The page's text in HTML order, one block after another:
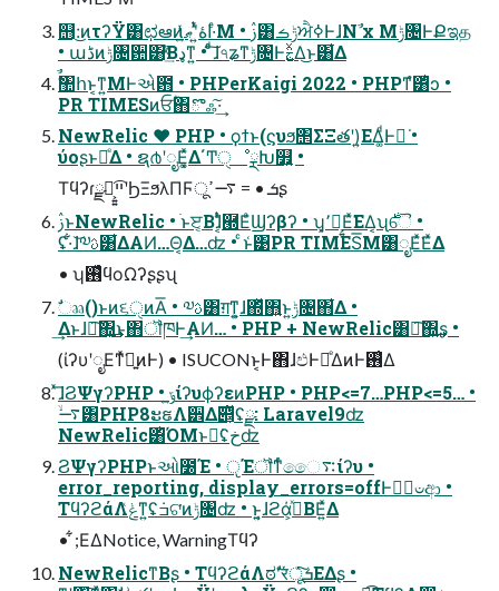
஫:͜ͷτʔΫ͸ಛఆͷاۀʹ͍ͭͯޠ͍ͬͯ·ͤΜ • ࢲ͸ݱࡏਐߦͰɺNࣾ x Mݱ৔ͰՔಇத
• աڈͷݱ৔਺͸֮͑ͯ͢Βډͳ͍ • ͨͩ͠ɺ৭ʑͳݱ৔Ͱࣅ͍ͯΔ͜ͱ͸͋Δ
ࣗࣾ঺հͱ͔ͳ͍ΜͰએ఻ • PHPerKaigi 2022 • PHPͳํ͸ͥͻ •
PR TIMESͷਓؒ΋ొஃ͠·͢
NewRelic ❤ PHP • ϙϯͱ(ϛυϧ΢ΣΞతʹ)͍ΕΔ͚ͩͰಈ͘ •
ύοʂͱ֎ͤΔ • ຊ൪ʹೖΕ͓͚ͯΔ΄ͲੑೳྼԽ௿͍ •
Τϥʔɾྫ֎͕͍͍ײ͡ʹϦΞϧλΠϜूܭ • = ࠷ߴʂ
ࢲͱNewRelic • ׂͱੲ͔Βɺ͔ͭͣ཭ΕͣϢʔβʔ • ʮ͓٬༷͕͍Εͯ͘ΕΔ͔ʯ࣍ୈ •
ʢ·͋ɺ͝༧ࢉ͸͋ΔΑͶ…Θ͔Δ…ʣ • ͨͱ͑͹PR TIMES͞Μ͸ೖΕͯ͘ΕͯΔ
• ʮ࢖͑ͯϥοΩʔʂʂʯ
ࣗෲ()ͱͷ૬ੑͷΑ͞ • ༧ࢉ͸ग़ͳ͍͕ɺ΍ͬͯ΋͍͍ͱ͍͏ݱ৔΋͋Δ •
͢Δͱɺ֎͠΍͍͢͜ͱ΋ॏཁͰ͢ΑͶ… • PHP + NewRelic͸֎͠΍͍͢ʂ •
(ίʔυʹೖΕͳͯ͘ྑ͍ͷͰ) • ISUCONͱ͔Ͱ΋ɺඵͰ֎ͤΔͷͰ࢖͑Δ
ͯ͞ɺϨΨγʔPHP • ݹ͍ίʔυϕʔεͷPHP • PHP<=7…PHP<=5… •
࠷ۙ͸PHP8ະຬΛ੾Δ࣌୅͕ͩʢྫ: Laravel9ʣ
NewRelic͸ͪΌΜͱಈ͘ʢخʣ
ϨΨγʔPHPͱઓ͏೰Έ • ੵΈॏͳͬͨෛ࠴ίʔυ •
error_reporting, display_errors=offͰݱ࣮ಀආ •
ΤϥʔϩάΛݟͯͳ͍ʢ݁ߏଟ͘ͷݱ৔ʣ • ͱ͍͏͔ɺϩά͕ࣺͯΒΕ͍ͯΔ
• ͋;ΕΔNotice, WarningΤϥʔ
NewRelicͳΒʂ • ΤϥʔϩάΛಠࣗʹरͬͯूܭͯ͘͠ΕΔʂ •